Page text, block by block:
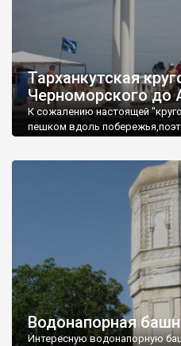
Тарханкутская
Черноморского до
К сожалению настоящей
пешком вдоль
Водонапорная
Интересную водонапорную